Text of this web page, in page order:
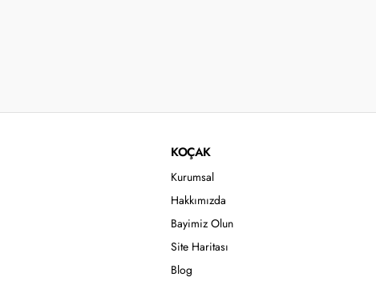
KOÇAK
Kurumsal
Hakkımızda
Bayimiz Olun
Site Haritası
Blog